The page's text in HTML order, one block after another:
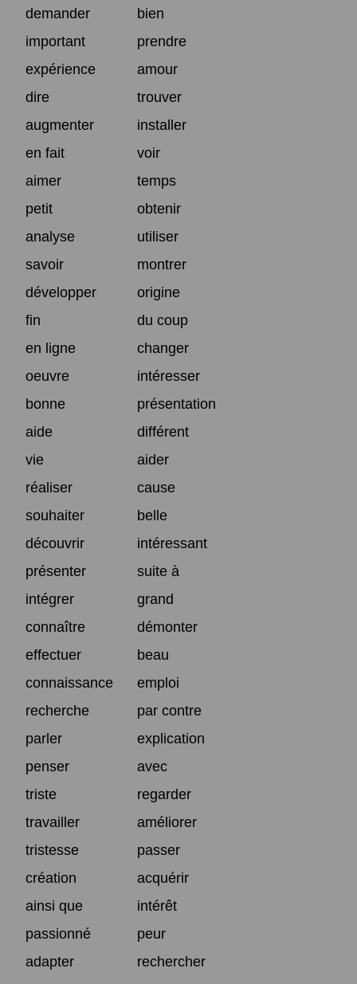
demander
bien
important
prendre
expérience
amour
dire
trouver
augmenter
installer
en fait
voir
aimer
temps
petit
obtenir
analyse
utiliser
savoir
montrer
développer
origine
fin
du coup
en ligne
changer
oeuvre
intéresser
bonne
présentation
aide
différent
vie
aider
réaliser
cause
souhaiter
belle
découvrir
intéressant
présenter
suite à
intégrer
grand
connaître
démonter
effectuer
beau
connaissance
emploi
recherche
par contre
parler
explication
penser
avec
triste
regarder
travailler
améliorer
tristesse
passer
création
acquérir
ainsi que
intérêt
passionné
peur
adapter
rechercher